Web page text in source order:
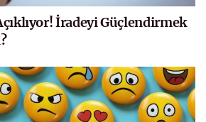
İradeyi Güçlendirmek